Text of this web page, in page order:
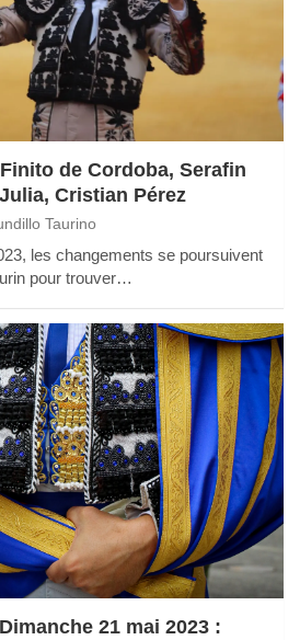
de Cordoba, Serafin
Cristian Pérez
Taurino
les changements se poursuivent
pour trouver…
21 mai 2023 :